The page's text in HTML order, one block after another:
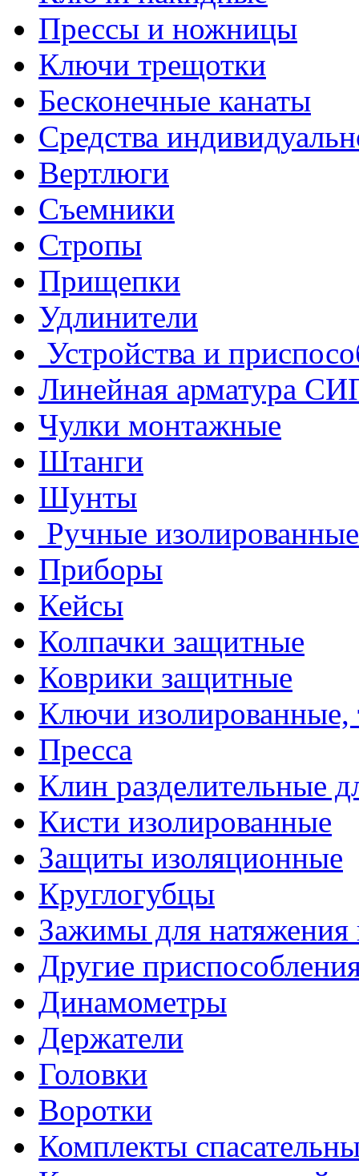
Прессы и ножницы
Ключи трещотки
Бесконечные канаты
Средства
Вертлюги
Съемники
Стропы
Прищепки
Удлинители
Устройства и
Линейная арматура
Чулки монтажные
Штанги
Шунты
Ручные
Приборы
Кейсы
Колпачки защитные
Коврики защитные
Ключи изолированные,
Пресса
Клин разделительные
Кисти изолированные
Защиты изоляционные
Круглогубцы
Зажимы для натяжения
Другие
Динамометры
Держатели
Головки
Воротки
Комплекты